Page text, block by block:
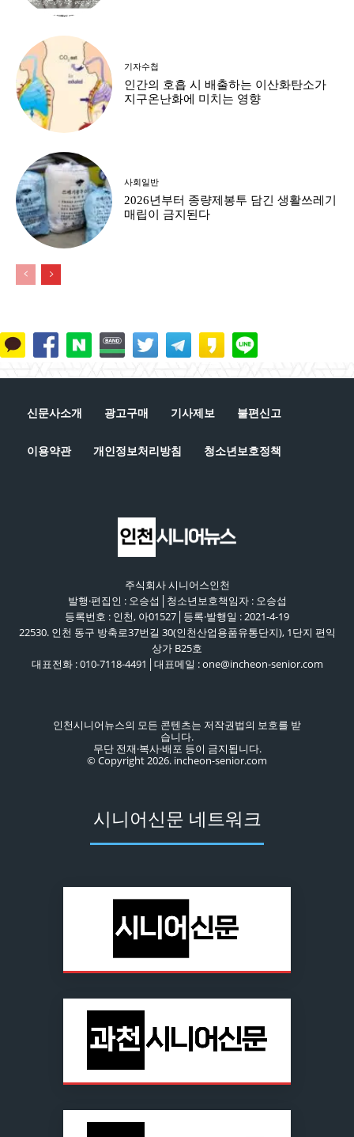
기자수첩
인간의 호흡 시 배출하는 이산화탄소가
지구온난화에 미치는 영향
사회일반
2026년부터 종량제봉투 담긴 생활쓰레기
매립이 금지된다
신문사소개 광고구매 기사제보 불편신고
이용약관 개인정보처리방침 청소년보호정책
주식회사 시니어스인천
발행·편집인 : 오승섭│청소년보호책임자 : 오승섭
등록번호 : 인천, 아01527│등록·발행일 : 2021-4-19
22530. 인천 동구 방축로37번길 30(인천산업용품유통단지), 1단지 편익
상가 B25호
대표전화 : 010-7118-4491│대표메일 : one@incheon-senior.com
인천시니어뉴스의 모든 콘텐츠는 저작권법의 보호를 받
습니다.
무단 전재·복사·배포 등이 금지됩니다.
© Copyright 2026. incheon-senior.com
시니어신문 네트워크